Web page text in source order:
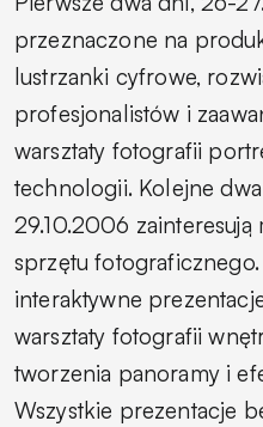
przeznaczone na
lustrzanki cyfrowe,
profesjonalistów i
warsztaty fotografii
technologii. Kolejne
29.10.2006
sprzętu
interaktywne
warsztaty fotografii
tworzenia panoramy i
Wszystkie prezentacje